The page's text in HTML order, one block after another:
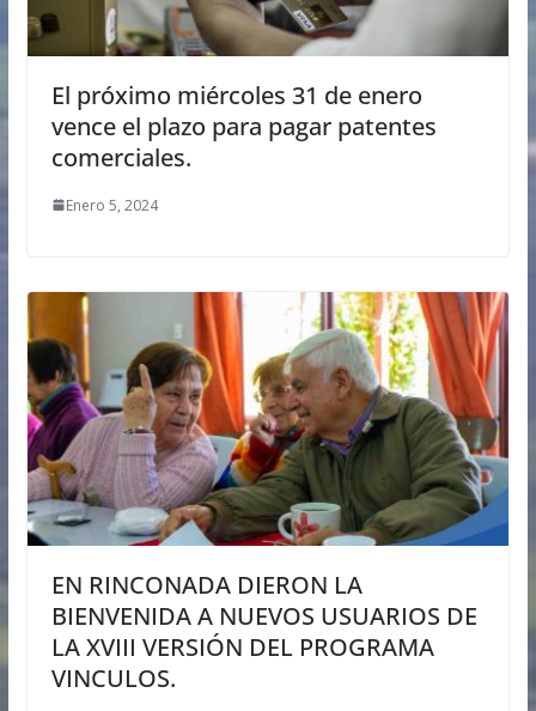
El próximo miércoles 31 de enero
vence el plazo para pagar patentes
comerciales.
Enero 5, 2024
EN RINCONADA DIERON LA
BIENVENIDA A NUEVOS USUARIOS DE
LA XVIII VERSIÓN DEL PROGRAMA
VINCULOS.